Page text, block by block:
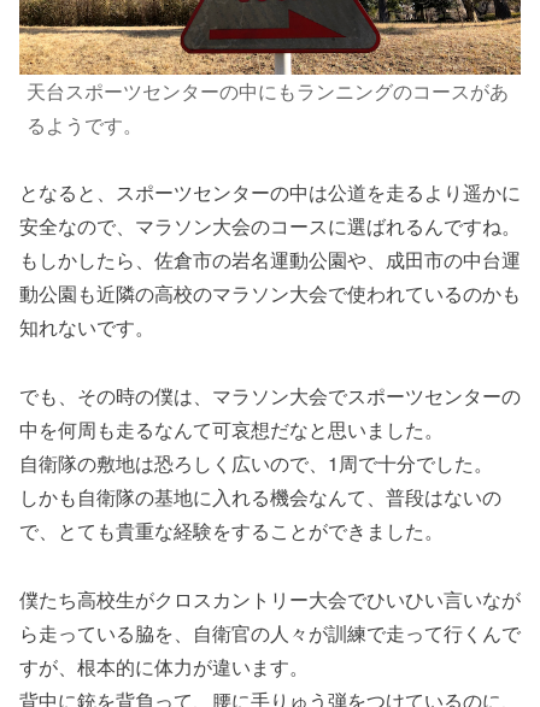
天台スポーツセンターの中にもランニングのコースがあ
るようです。
となると、スポーツセンターの中は公道を走るより遥かに
安全なので、マラソン大会のコースに選ばれるんですね。
もしかしたら、佐倉市の岩名運動公園や、成田市の中台運
動公園も近隣の高校のマラソン大会で使われているのかも
知れないです。
でも、その時の僕は、マラソン大会でスポーツセンターの
中を何周も走るなんて可哀想だなと思いました。
自衛隊の敷地は恐ろしく広いので、1周で十分でした。
しかも自衛隊の基地に入れる機会なんて、普段はないの
で、とても貴重な経験をすることができました。
僕たち高校生がクロスカントリー大会でひいひい言いなが
ら走っている脇を、自衛官の人々が訓練で走って行くんで
すが、根本的に体力が違います。
背中に銃を背負って、腰に手りゅう弾をつけているのに、